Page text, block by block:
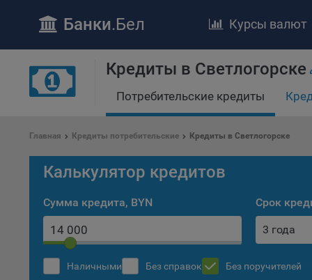
Банки.Бел Курсы валют
Кредиты в Светлогорске
Потребительские кредиты
Главная Кредиты потребительские Кредиты в Светлогорске
Калькулятор кредитов
Сумма кредита, BYN Срок
3 года
Наличными Без справок Без поручителей